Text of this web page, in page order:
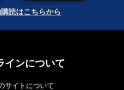
読はこちらから
インについて
サイトについて